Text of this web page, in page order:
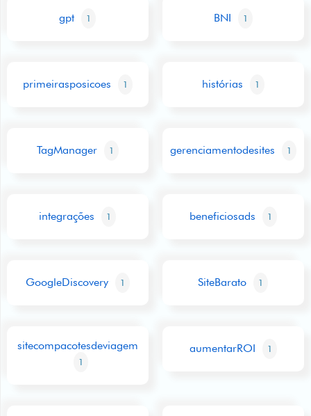
gpt 1 BNI 1
primeirasposicoes 1 histórias 1
TagManager 1 gerenciamentodesites 1
integrações 1 beneficiosads 1
GoogleDiscovery 1 SiteBarato 1
sitecompacotesdeviagem
1
aumentarROI 1